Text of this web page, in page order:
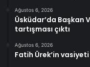
Ağustos 6, 2026
Üsküdar’da Başkan
tartışması çıktı
Ağustos 6, 2026
Fatih Ürek’in vasiyeti